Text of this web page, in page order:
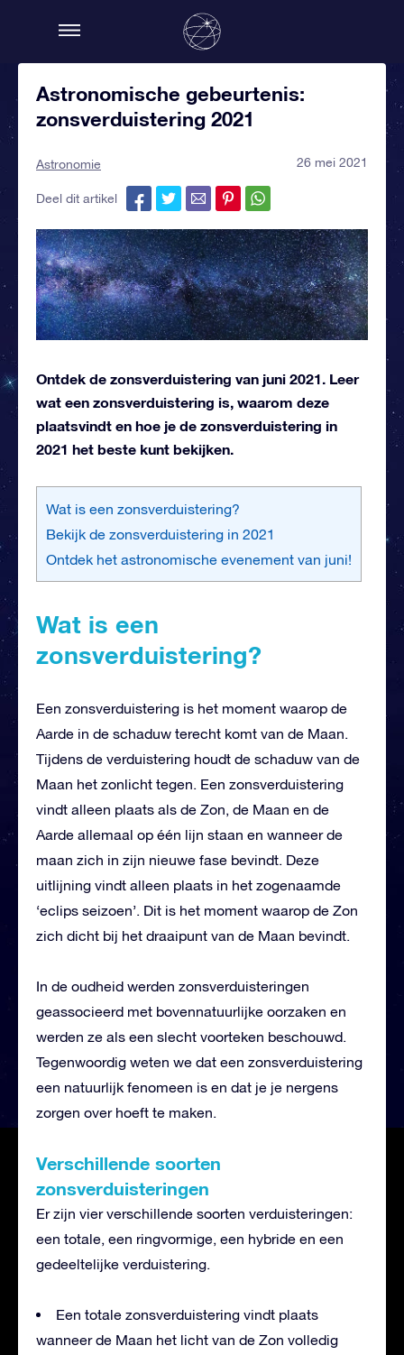
Astronomische gebeurtenis:
zonsverduistering 2021
Astronomie 26 mei 2021
Deel dit artikel
Ontdek de zonsverduistering van juni 2021. Leer
wat een zonsverduistering is, waarom deze
plaatsvindt en hoe je de zonsverduistering in
2021 het beste kunt bekijken.
Wat is een zonsverduistering?
Bekijk de zonsverduistering in 2021
Ontdek het astronomische evenement van juni!
Wat is een
zonsverduistering?
Een zonsverduistering is het moment waarop de
Aarde in de schaduw terecht komt van de Maan.
Tijdens de verduistering houdt de schaduw van de
Maan het zonlicht tegen. Een zonsverduistering
vindt alleen plaats als de Zon, de Maan en de
Aarde allemaal op één lijn staan en wanneer de
maan zich in zijn nieuwe fase bevindt. Deze
uitlijning vindt alleen plaats in het zogenaamde
‘eclips seizoen’. Dit is het moment waarop de Zon
zich dicht bij het draaipunt van de Maan bevindt.
In de oudheid werden zonsverduisteringen
geassocieerd met bovennatuurlijke oorzaken en
werden ze als een slecht voorteken beschouwd.
Tegenwoordig weten we dat een zonsverduistering
een natuurlijk fenomeen is en dat je je nergens
zorgen over hoeft te maken.
Verschillende soorten
zonsverduisteringen
Er zijn vier verschillende soorten verduisteringen:
een totale, een ringvormige, een hybride en een
gedeeltelijke verduistering.
Een totale zonsverduistering vindt plaats
wanneer de Maan het licht van de Zon volledig